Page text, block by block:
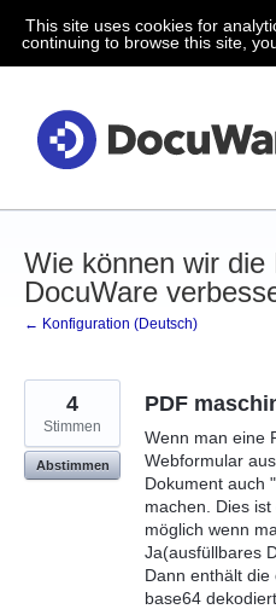
Zum
Inhalt
This site uses cookies for
continuing to browse this site,
Wie können wir die
DocuWare
← Konfiguration (Deutsch)
PDF
Wenn man eine
Webformular
Dokument auch
machen. Dies
möglich wenn
Ja(ausfüllbares
Dann enthält
base64
4
Stimmen
Abstimmen